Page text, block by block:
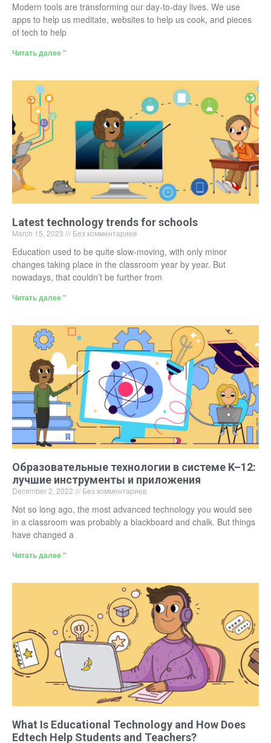
Modern tools are transforming our day-to-day lives. We use
apps to help us meditate, websites to help us cook, and pieces
of tech to help
Читать далее "
Latest technology trends for schools
March 15, 2023 Без комментариев
Education used to be quite slow-moving, with only minor
changes taking place in the classroom year by year. But
nowadays, that couldn’t be further from
Читать далее "
Образовательные технологии в системе K–12:
лучшие инструменты и приложения
December 2, 2022 Без комментариев
Not so long ago, the most advanced technology you would see
in a classroom was probably a blackboard and chalk. But things
have changed a
Читать далее "
What Is Educational Technology and How Does
Edtech Help Students and Teachers?